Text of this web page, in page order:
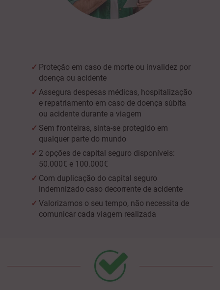
Proteção em caso de morte ou invalidez por
doença ou acidente
Assegura despesas médicas, hospitalização
e repatriamento em caso de doença súbita
ou acidente durante a viagem
Sem fronteiras, sinta-se protegido em
qualquer parte do mundo
2 opções de capital seguro disponíveis:
50.000€ e 100.000€
Com duplicação do capital seguro
indemnizado caso decorrente de acidente
Valorizamos o seu tempo, não necessita de
comunicar cada viagem realizada